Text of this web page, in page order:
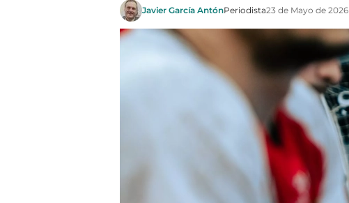
Javier García AntónPeriodista23 de Mayo de 2026